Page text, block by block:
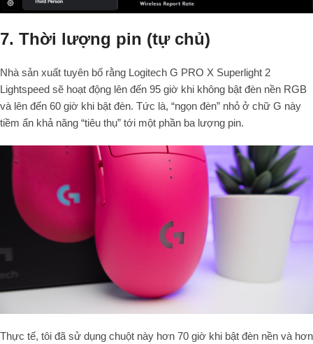
7. Thời lượng pin (tự chủ)
Nhà sản xuất tuyên bố rằng Logitech G PRO X Superlight 2
Lightspeed sẽ hoạt động lên đến 95 giờ khi không bật đèn nền RGB
và lên đến 60 giờ khi bật đèn. Tức là, “ngọn đèn” nhỏ ở chữ G này
tiềm ẩn khả năng “tiêu thụ” tới một phần ba lượng pin.
Thực tế, tôi đã sử dụng chuột này hơn 70 giờ khi bật đèn nền và hơn